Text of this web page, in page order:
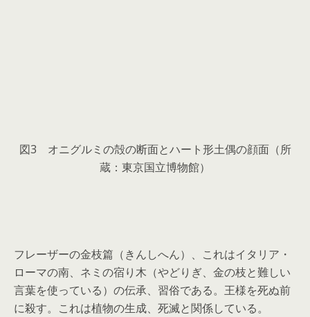
図3 オニグルミの殻の断面とハート形土偶の顔面（所
蔵：東京国立博物館）
フレーザーの金枝篇（きんしへん）、これはイタリア・
ローマの南、ネミの宿り木（やどりぎ、金の枝と難しい
言葉を使っている）の伝承、習俗である。王様を死ぬ前
に殺す。これは植物の生成、死滅と関係している。